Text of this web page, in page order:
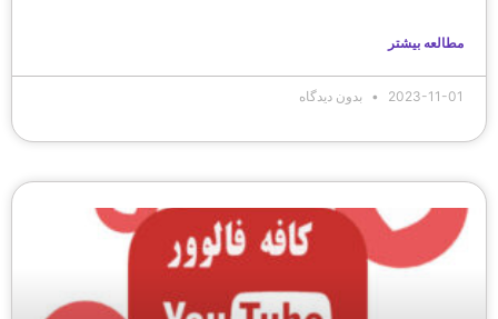
مطالعه بیشتر
2023-11-01 بدون دیدگاه